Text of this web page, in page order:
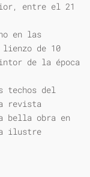
entre el 21
en las
de 10
de la época
techos del
revista
bella obra en
ilustre